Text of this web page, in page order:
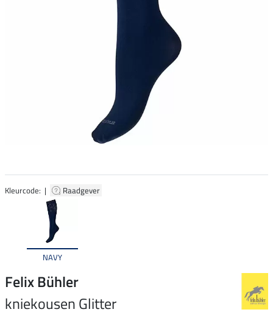
Kleurcode: | Raadgever
NAVY
Felix Bühler
kniekousen Glitter